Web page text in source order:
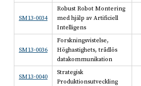
SM13-0034
Robust Robot Montering
med hjälp av Artificiell
Intelligens
SM13-0036
Forskningsvistelse,
Höghastighets, trådlös
datakommunikation
SM13-0040
Strategisk
Produktionsutveckling